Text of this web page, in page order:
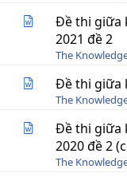
Đề thi giữa
2021 đề 2
The
Đề thi giữa
The
Đề thi giữa
2020 đề 2
The